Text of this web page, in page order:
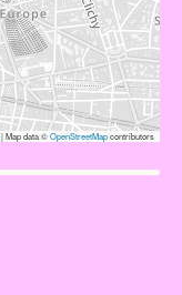
|Map data ©OpenStreetMapcontributors